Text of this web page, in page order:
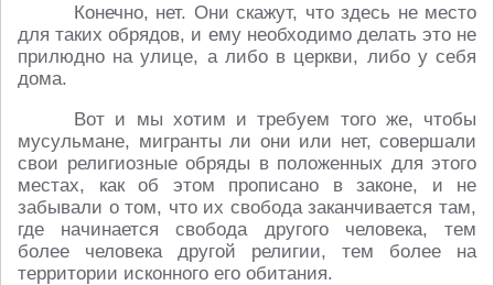
Конечно, нет. Они скажут, что здесь не место
для таких обрядов, и ему необходимо делать это не
прилюдно на улице, а либо в церкви, либо у себя
дома.
Вот и мы хотим и требуем того же, чтобы
мусульмане, мигранты ли они или нет, совершали
свои религиозные обряды в положенных для этого
местах, как об этом прописано в законе, и не
забывали о том, что их свобода заканчивается там,
где начинается свобода другого человека, тем
более человека другой религии, тем более на
территории исконного его обитания.